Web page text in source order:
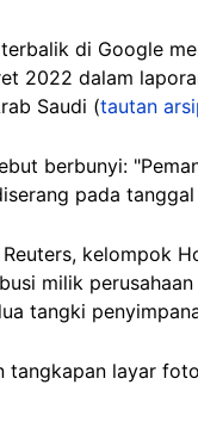
di Google
2022 dalam
Saudi (tautan
berbunyi:
pada
kelompok
milik
tangki
tangkapan layar